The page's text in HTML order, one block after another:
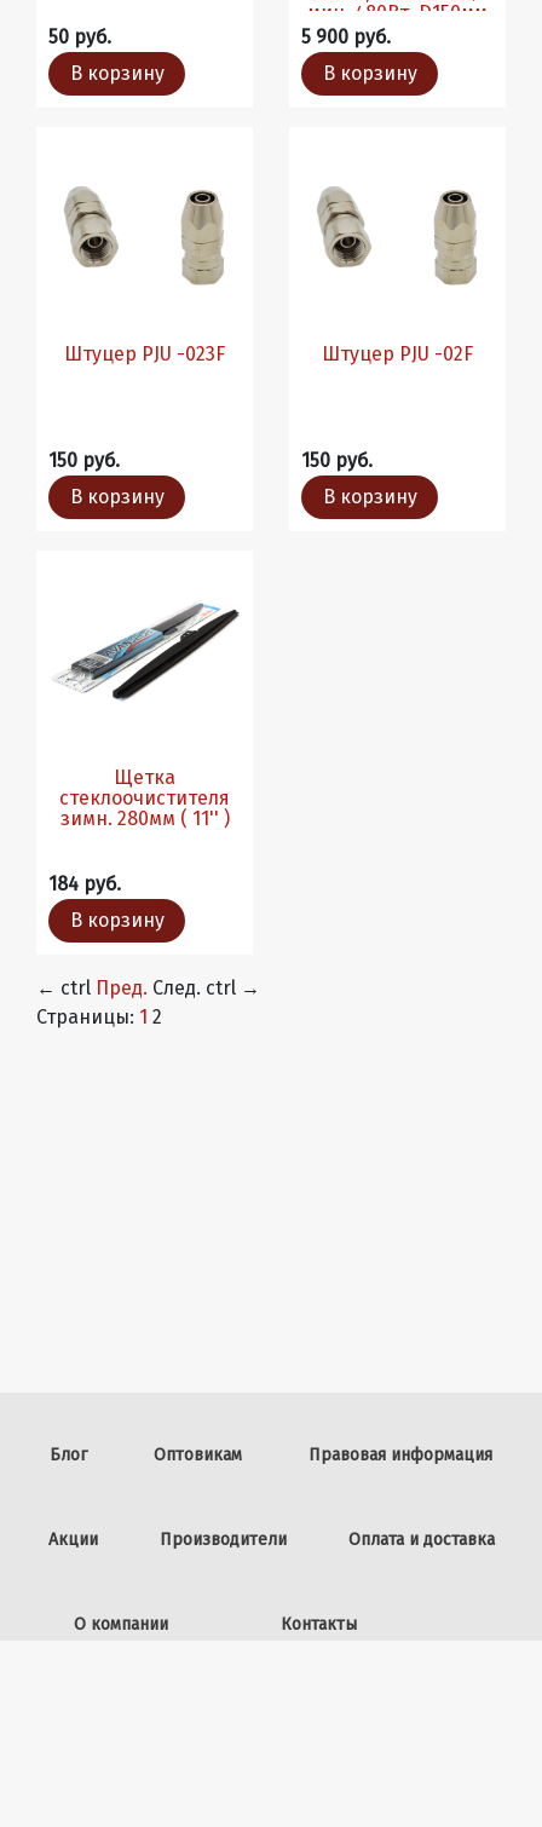
50 руб.
В корзину
мин, 480Вт, D150мм
5 900 руб.
В корзину
Штуцер PJU -023F
150 руб.
В корзину
Штуцер PJU -02F
150 руб.
В корзину
Щетка
стеклоочистителя
зимн. 280мм ( 11'' )
184 руб.
В корзину
← ctrl Пред. След. ctrl →
Страницы: 1 2
Блог Оптовикам Правовая информация
Акции Производители Оплата и доставка
О компании Контакты